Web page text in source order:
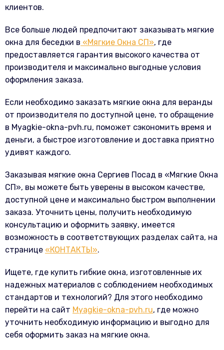
клиентов.
Все больше людей предпочитают заказывать мягкие
окна для беседки в «Мягкие Окна СП», где
предоставляется гарантия высокого качества от
производителя и максимально выгодные условия
оформления заказа.
Если необходимо заказать мягкие окна для веранды
от производителя по доступной цене, то обращение
в Myagkie-okna-pvh.ru, поможет сэкономить время и
деньги, а быстрое изготовление и доставка приятно
удивят каждого.
Заказывая мягкие окна Сергиев Посад в «Мягкие Окна
СП», вы можете быть уверены в высоком качестве,
доступной цене и максимально быстром выполнении
заказа. Уточнить цены, получить необходимую
консультацию и оформить заявку, имеется
возможность в соответствующих разделах сайта, на
странице «КОНТАКТЫ».
Ищете, где купить гибкие окна, изготовленные их
надежных материалов с соблюдением необходимых
стандартов и технологий? Для этого необходимо
перейти на сайт Myagkie-okna-pvh.ru, где можно
уточнить необходимую информацию и выгодно для
себя оформить заказ на мягкие окна.